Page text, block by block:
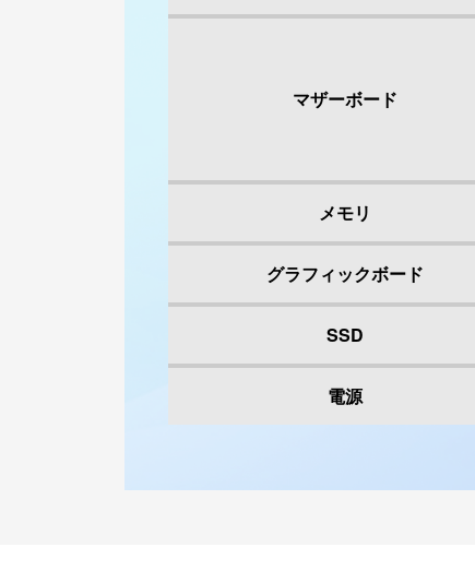
マザーボード
メモリ
グラフィックボード
SSD
電源